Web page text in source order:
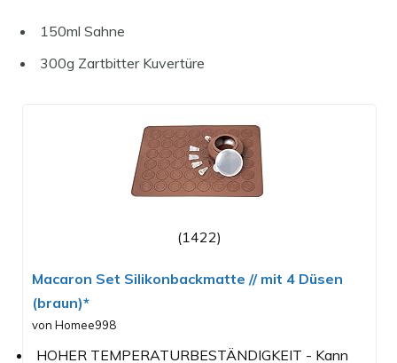
150ml Sahne
300g Zartbitter Kuvertüre
(1422)
Macaron Set Silikonbackmatte // mit 4 Düsen
(braun)*
von Homee998
HOHER TEMPERATURBESTÄNDIGKEIT - Kann